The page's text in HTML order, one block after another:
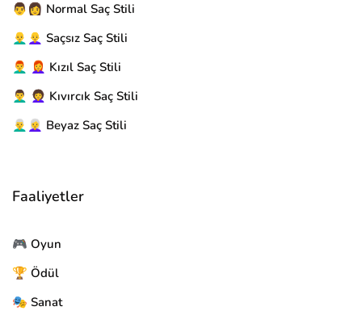
👨👩 Normal Saç Stili
👨‍🦲👩‍🦲 Saçsız Saç Stili
👨‍🦰 👩‍🦰 Kızıl Saç Stili
👨‍🦱 👩‍🦱 Kıvırcık Saç Stili
👨‍🦳👩‍🦳 Beyaz Saç Stili
Faaliyetler
🎮 Oyun
🏆 Ödül
🎭 Sanat